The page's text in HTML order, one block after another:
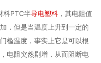
料PTC半导电塑料 ，其电阻值
，但是当温度上升到一定的
槛温度，事实上它是可以根
电阻突然剧增，从而阻断电